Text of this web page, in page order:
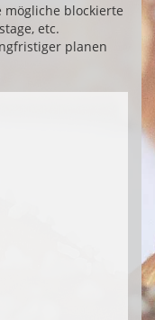
mögliche blockierte
etc.
planen